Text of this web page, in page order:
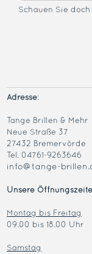
Schauen Sie
Adresse:
Tange Brillen & Mehr
Neue Straße 37
27432 Bremervörde
Tel. 04761-9263646
info@tange-
Unsere
Montag bis Freitag
09.00 bis 18.00 Uhr
Samstag